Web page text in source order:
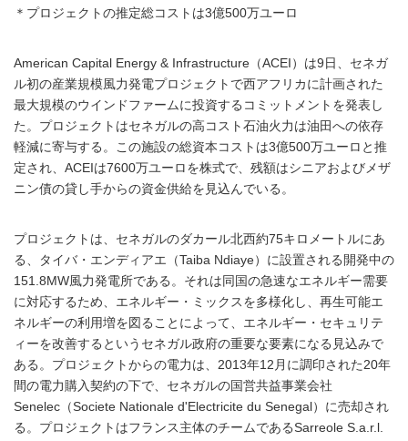
＊プロジェクトの推定総コストは3億500万ユーロ
American Capital Energy & Infrastructure（ACEI）は9日、セネガ
ル初の産業規模風力発電プロジェクトで西アフリカに計画された
最大規模のウインドファームに投資するコミットメントを発表し
た。プロジェクトはセネガルの高コスト石油火力は油田への依存
軽減に寄与する。この施設の総資本コストは3億500万ユーロと推
定され、ACEIは7600万ユーロを株式で、残額はシニアおよびメザ
ニン債の貸し手からの資金供給を見込んでいる。
プロジェクトは、セネガルのダカール北西約75キロメートルにあ
る、タイバ・エンディアエ（Taiba Ndiaye）に設置される開発中の
151.8MW風力発電所である。それは同国の急速なエネルギー需要
に対応するため、エネルギー・ミックスを多様化し、再生可能エ
ネルギーの利用増を図ることによって、エネルギー・セキュリテ
ィーを改善するというセネガル政府の重要な要素になる見込みで
ある。プロジェクトからの電力は、2013年12月に調印された20年
間の電力購入契約の下で、セネガルの国営共益事業会社
Senelec（Societe Nationale d'Electricite du Senegal）に売却され
る。プロジェクトはフランス主体のチームであるSarreole S.a.r.l.